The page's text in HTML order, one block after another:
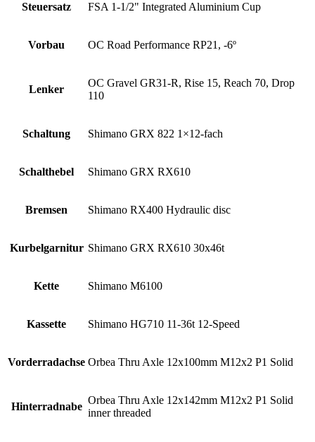
Steuersatz FSA 1-1/2" Integrated Aluminium Cup
Vorbau OC Road Performance RP21, -6º
Lenker
OC Gravel GR31-R, Rise 15, Reach 70, Drop
110
Schaltung Shimano GRX 822 1×12-fach
Schalthebel Shimano GRX RX610
Bremsen Shimano RX400 Hydraulic disc
Kurbelgarnitur Shimano GRX RX610 30x46t
Kette Shimano M6100
Kassette Shimano HG710 11-36t 12-Speed
Vorderradachse Orbea Thru Axle 12x100mm M12x2 P1 Solid
Hinterradnabe
Orbea Thru Axle 12x142mm M12x2 P1 Solid
inner threaded